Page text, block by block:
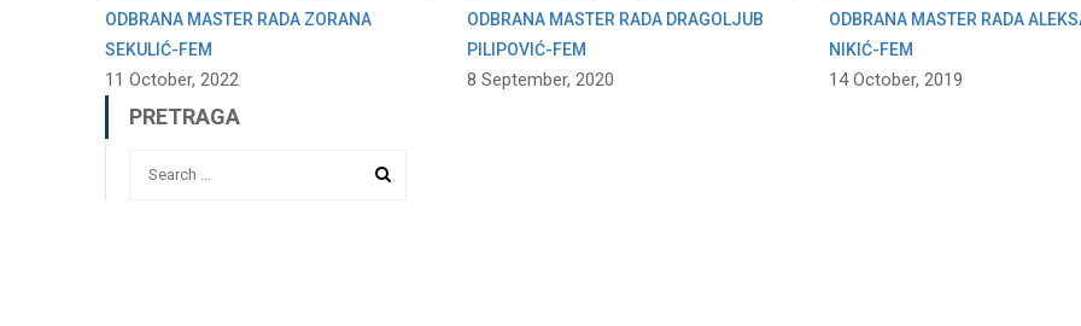
ODBRANA MASTER RADA ZORANA
SEKULIĆ-FEM
11 October, 2022
ODBRANA MASTER RADA DRAGOLJUB
PILIPOVIĆ-FEM
8 September, 2020
ODBRANA MASTER RADA
NIKIĆ-FEM
14 October, 2019
PRETRAGA